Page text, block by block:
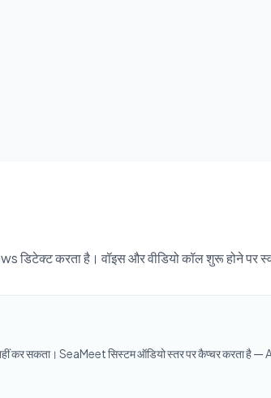
करता है। वॉइस और वीडियो कॉल शुरू होने पर
कर सकता। SeaMeet सिस्टम ऑडियो स्तर पर कैप्चर करता है